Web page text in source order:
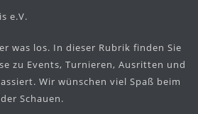
e.V.
was los. In dieser Rubrik finden Sie
zu Events, Turnieren, Ausritten und
Wir wünschen viel Spaß beim
Schauen.